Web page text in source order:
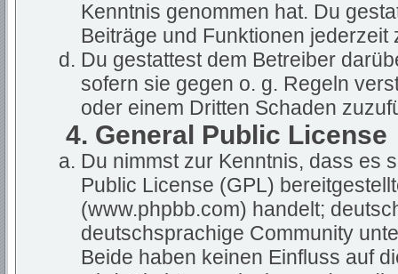
Kenntnis genommen hat. Du
Beiträge und Funktionen
Du gestattest dem Betreiber
sofern sie gegen o. g. Regeln
oder einem Dritten Schaden
4. General Public License
Du nimmst zur Kenntnis, dass es
Public License (GPL)
(www.phpbb.com) handelt;
deutschsprachige Community
Beide haben keinen Einfluss auf